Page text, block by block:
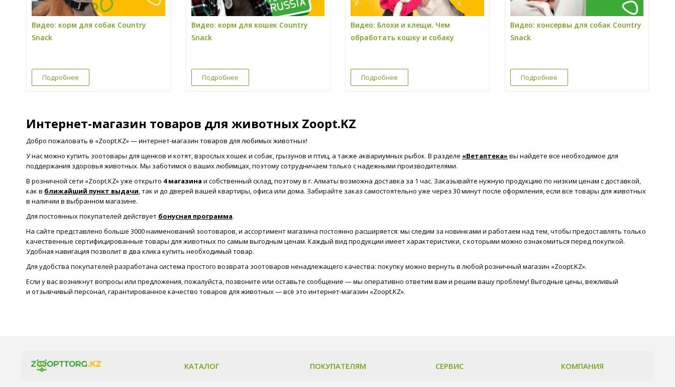
Видео: корм для собак Country
Snack
Подробнее
Видео: корм для кошек Country
Snack
Подробнее
Видео: Блохи и клещи. Чем
обработать кошку и собаку
Подробнее
Видео: консервы для собак Country
Snack
Подробнее
Интернет-магазин товаров для животных Zoopt.KZ
Добро пожаловать в «Zoopt.KZ» — интернет-магазин товаров для любимых животных!
У нас можно купить зоотовары для щенков и котят, взрослых кошек и собак, грызунов и птиц, а также аквариумных рыбок. В разделе «Ветаптека» вы найдете все необходимое для
поддержания здоровья животных. Мы заботимся о ваших любимцах, поэтому сотрудничаем только с надежными производителями.
В розничной сети «Zoopt.KZ» уже открыто 4 магазина и собственный склад, поэтому в г. Алматы возможна доставка за 1 час. Заказывайте нужную продукцию по низким ценам с доставкой,
как в ближайший пункт выдачи , так и до дверей вашей квартиры, офиса или дома. Забирайте заказ самостоятельно уже через 30 минут после оформления, если все товары для животных
в наличии в выбранном магазине.
Для постоянных покупателей действует бонусная программа.
На сайте представлено больше 3000 наименований зоотоваров, и ассортимент магазина постоянно расширяется: мы следим за новинками и работаем над тем, чтобы предоставлять только
качественные сертифицированные товары для животных по самым выгодным ценам. Каждый вид продукции имеет характеристики, с которыми можно ознакомиться перед покупкой.
Удобная навигация позволит в два клика купить необходимый товар.
Для удобства покупателей разработана система простого возврата зоотоваров ненадлежащего качества: покупку можно вернуть в любой розничный магазин «Zoopt.KZ».
Если у вас возникнут вопросы или предложения, пожалуйста, позвоните или оставьте сообщение — мы оперативно ответим вам и решим вашу проблему! Выгодные цены, вежливый
и отзывчивый персонал, гарантированное качество товаров для животных — всё это интернет-магазин «Zoopt.KZ».
КАТАЛОГ ПОКУПАТЕЛЯМ СЕРВИС КОМПАНИЯ